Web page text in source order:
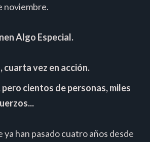
noviembre.
Algo Especial.
cuarta vez en acción.
cientos de personas, miles
ya han pasado cuatro años desde